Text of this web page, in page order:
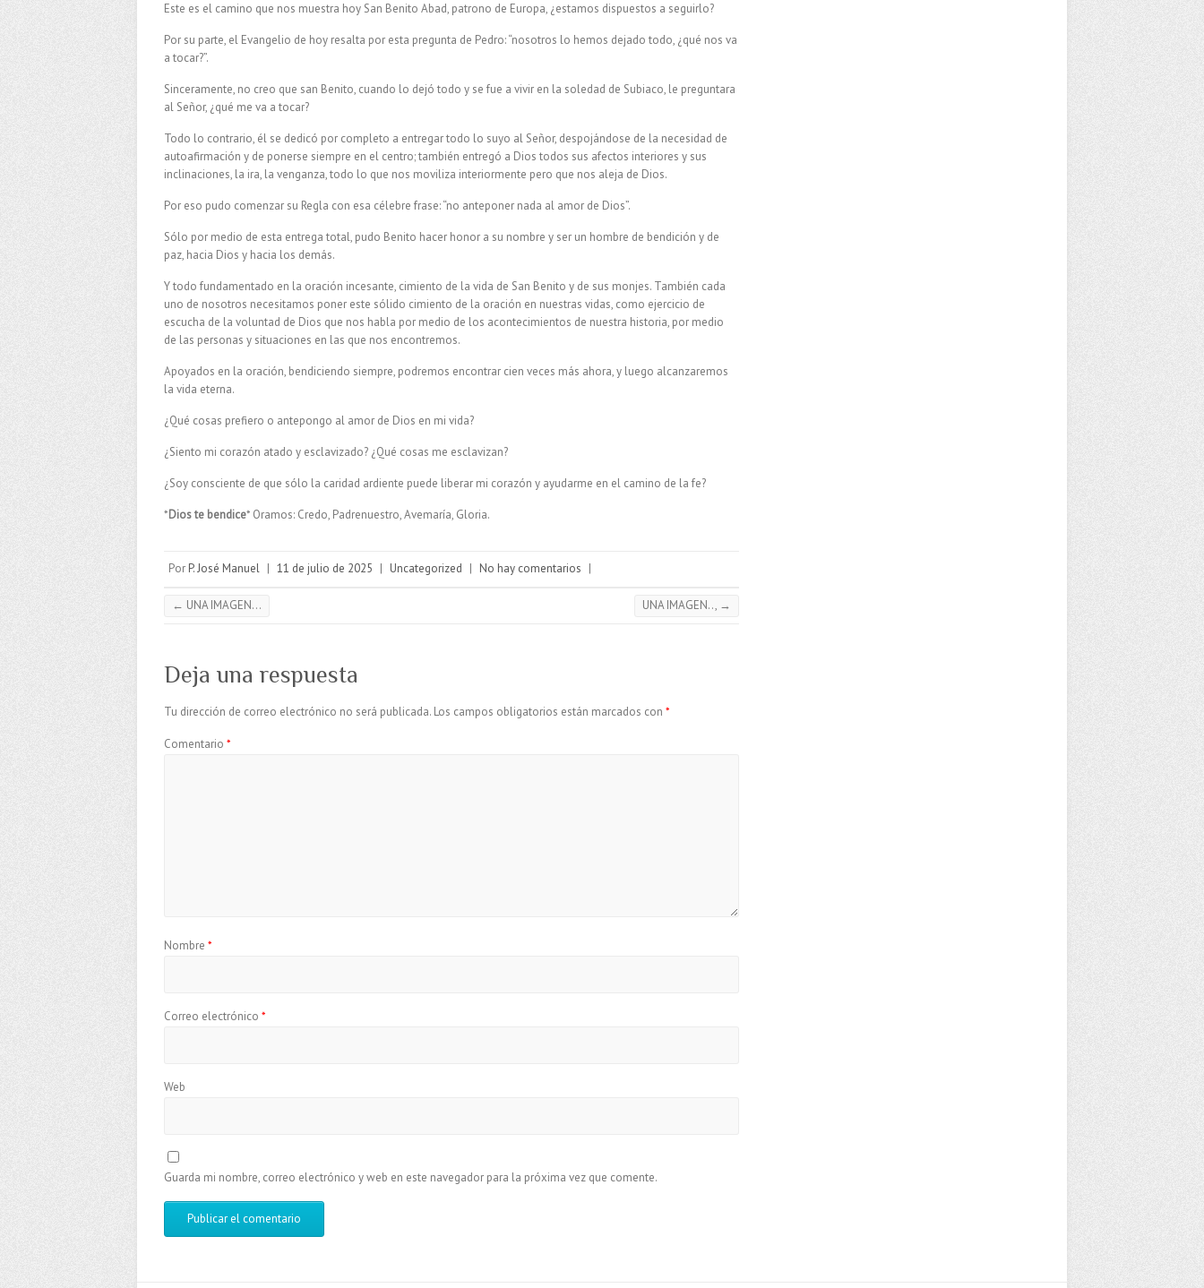
Este es el camino que nos muestra hoy San Benito Abad, patrono de Europa, ¿estamos dispuestos a seguirlo?
Por su parte, el Evangelio de hoy resalta por esta pregunta de Pedro: “nosotros lo hemos dejado todo, ¿qué nos va
a tocar?”.
Sinceramente, no creo que san Benito, cuando lo dejó todo y se fue a vivir en la soledad de Subiaco, le preguntara
al Señor, ¿qué me va a tocar?
Todo lo contrario, él se dedicó por completo a entregar todo lo suyo al Señor, despojándose de la necesidad de
autoafirmación y de ponerse siempre en el centro; también entregó a Dios todos sus afectos interiores y sus
inclinaciones, la ira, la venganza, todo lo que nos moviliza interiormente pero que nos aleja de Dios.
Por eso pudo comenzar su Regla con esa célebre frase: “no anteponer nada al amor de Dios”.
Sólo por medio de esta entrega total, pudo Benito hacer honor a su nombre y ser un hombre de bendición y de
paz, hacia Dios y hacia los demás.
Y todo fundamentado en la oración incesante, cimiento de la vida de San Benito y de sus monjes. También cada
uno de nosotros necesitamos poner este sólido cimiento de la oración en nuestras vidas, como ejercicio de
escucha de la voluntad de Dios que nos habla por medio de los acontecimientos de nuestra historia, por medio
de las personas y situaciones en las que nos encontremos.
Apoyados en la oración, bendiciendo siempre, podremos encontrar cien veces más ahora, y luego alcanzaremos
la vida eterna.
¿Qué cosas prefiero o antepongo al amor de Dios en mi vida?
¿Siento mi corazón atado y esclavizado? ¿Qué cosas me esclavizan?
¿Soy consciente de que sólo la caridad ardiente puede liberar mi corazón y ayudarme en el camino de la fe?
*Dios te bendice* Oramos: Credo, Padrenuestro, Avemaría, Gloria.
Por P. José Manuel | 11 de julio de 2025 | Uncategorized | No hay comentarios |
← UNA IMAGEN… UNA IMAGEN.., →
Deja una respuesta
Tu dirección de correo electrónico no será publicada. Los campos obligatorios están marcados con *
Comentario *
Nombre *
Correo electrónico *
Web
Guarda mi nombre, correo electrónico y web en este navegador para la próxima vez que comente.